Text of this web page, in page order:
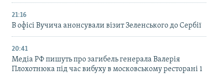
21:16
В офісі Вучича анонсували візит Зеленського до Сербії
20:41
Медіа РФ пишуть про загибель генерала Валерія
Плохотнюка під час вибуху в московському ресторані 1